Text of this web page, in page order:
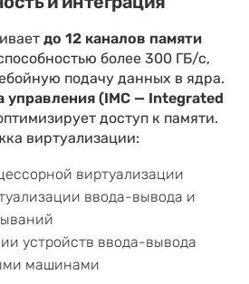
до 12 каналов памяти
более 300 ГБ/с,
подачу данных в ядра.
управления (IMC — Integrated
доступ к памяти.
виртуализации:
виртуализации
ввода-вывода и
устройств ввода-вывода
машинами